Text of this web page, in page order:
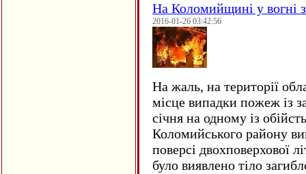
На Коломийщині у вогні
2016-01-26 03:42:56
На жаль, на території
місце випадки пожеж із
січня на одному із
Коломийського району
поверсі двохповерхової
було виявлено тіло